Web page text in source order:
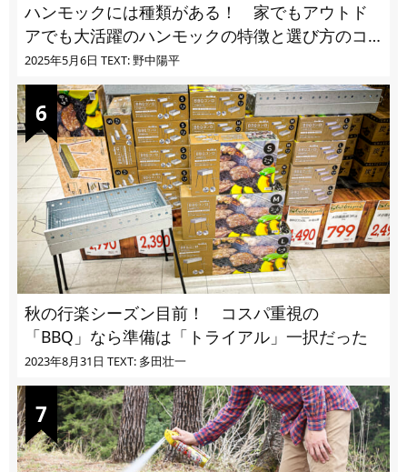
ハンモックには種類がある！ 家でもアウトド
アでも大活躍のハンモックの特徴と選び方のコ
ツとは
2025年5月6日 TEXT: 野中陽平
秋の行楽シーズン目前！ コスパ重視の
「BBQ」なら準備は「トライアル」一択だった
2023年8月31日 TEXT: 多田壮一